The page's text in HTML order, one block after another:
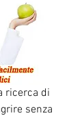
ricerca di
senza